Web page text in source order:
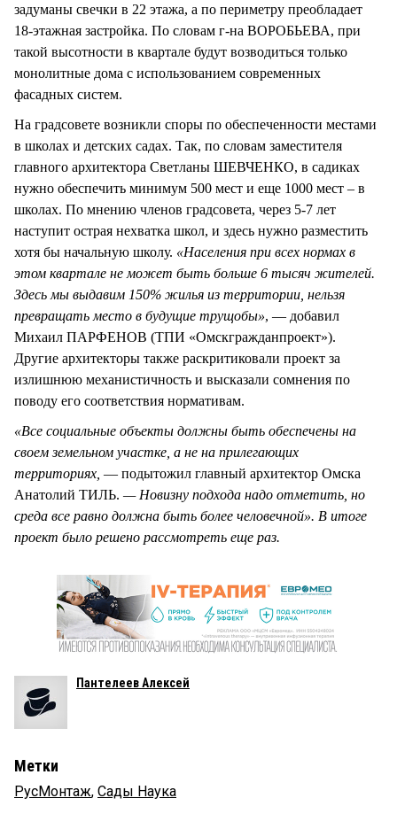
задуманы свечки в 22 этажа, а по периметру преобладает
18-этажная застройка. По словам г-на ВОРОБЬЕВА, при
такой высотности в квартале будут возводиться только
монолитные дома с использованием современных
фасадных систем.
На градсовете возникли споры по обеспеченности местами
в школах и детских садах. Так, по словам заместителя
главного архитектора Светланы ШЕВЧЕНКО, в садиках
нужно обеспечить минимум 500 мест и еще 1000 мест – в
школах. По мнению членов градсовета, через 5-7 лет
наступит острая нехватка школ, и здесь нужно разместить
хотя бы начальную школу. «Населения при всех нормах в
этом квартале не может быть больше 6 тысяч жителей.
Здесь мы выдавим 150% жилья из территории, нельзя
превращать место в будущие трущобы», — добавил
Михаил ПАРФЕНОВ (ТПИ «Омскгражданпроект»).
Другие архитекторы также раскритиковали проект за
излишнюю механистичность и высказали сомнения по
поводу его соответствия нормативам.
«Все социальные объекты должны быть обеспечены на
своем земельном участке, а не на прилегающих
территориях, — подытожил главный архитектор Омска
Анатолий ТИЛЬ. — Новизну подхода надо отметить, но
среда все равно должна быть более человечной». В итоге
проект было решено рассмотреть еще раз.
Пантелеев Алексей
Метки
РусМонтаж, Сады Наука